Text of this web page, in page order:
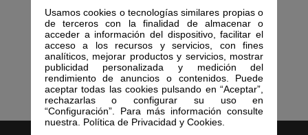
Usamos cookies o tecnologías similares propias o
de terceros con la finalidad de almacenar o
acceder a información del dispositivo, facilitar el
acceso a los recursos y servicios, con fines
analíticos, mejorar productos y servicios, mostrar
publicidad personalizada y medición del
rendimiento de anuncios o contenidos. Puede
aceptar todas las cookies pulsando en “Aceptar”,
rechazarlas o configurar su uso en
“Configuración”. Para más información consulte
nuestra. Política de Privacidad y Cookies.